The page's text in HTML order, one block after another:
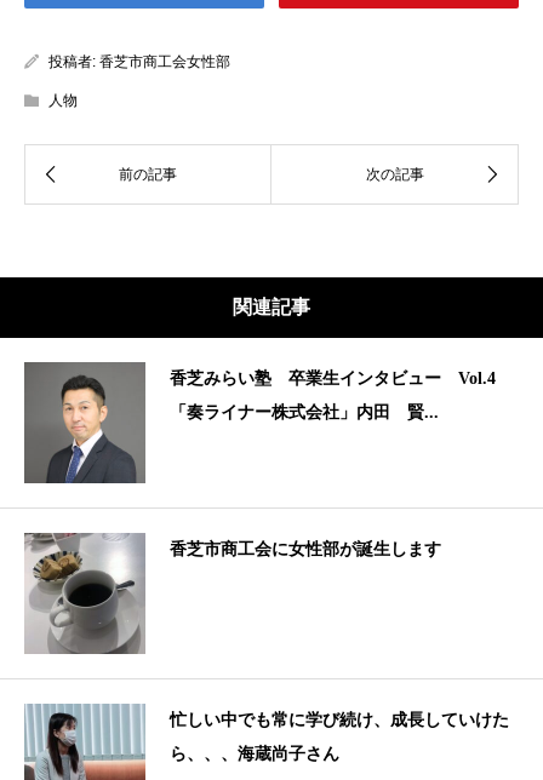
投稿者: 香芝市商工会女性部
人物
関連記事
香芝みらい塾 卒業生インタビュー Vol.4
「奏ライナー株式会社」内田 賢...
香芝市商工会に女性部が誕生します
忙しい中でも常に学び続け、成長していけた
ら、、、海蔵尚子さん